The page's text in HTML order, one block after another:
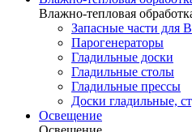
Влажно-тепловая
Запасные части для
Парогенераторы
Гладильные доски
Гладильные столы
Гладильные прессы
Доски гладильные,
Освещение